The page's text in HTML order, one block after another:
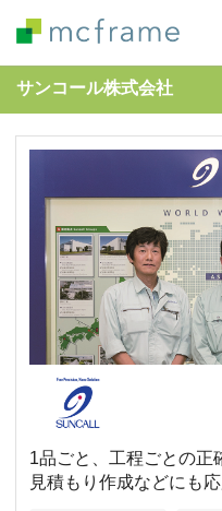
サンコール株式会社
1品ごと、工程ごとの正
見積もり作成などにも